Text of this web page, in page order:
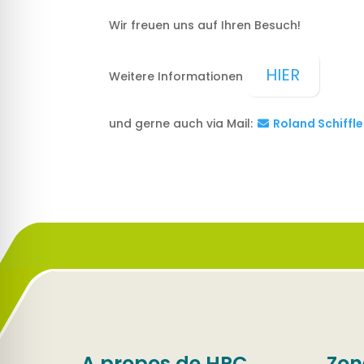
Wir freuen uns auf Ihren Besuch!
Weitere Informationen HIER
und gerne auch via Mail: Roland